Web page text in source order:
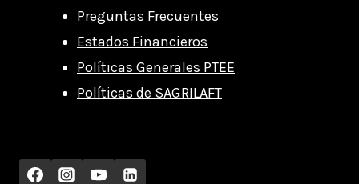
Preguntas Frecuentes
Estados Financieros
Políticas Generales PTEE
Políticas de SAGRILAFT